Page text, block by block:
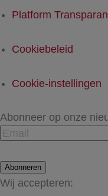
Platform
Cookiebeleid
Cookie-instellingen
Abonneer op onze
Abonneren
Wij accepteren: